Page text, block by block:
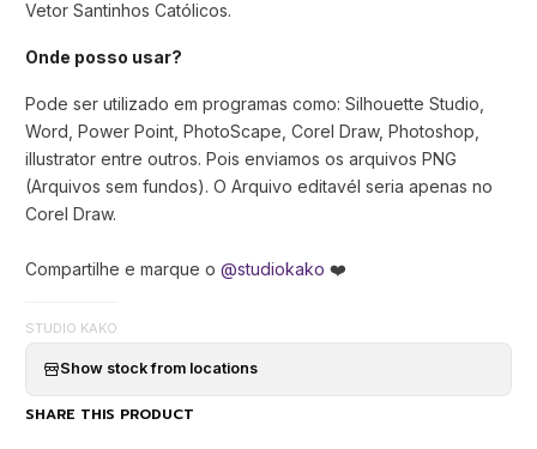
Vetor Santinhos Católicos.
Onde posso usar?
Pode ser utilizado em programas como: Silhouette Studio,
Word, Power Point, PhotoScape, Corel Draw, Photoshop,
illustrator entre outros. Pois enviamos os arquivos PNG
(Arquivos sem fundos). O Arquivo editavél seria apenas no
Corel Draw.
Compartilhe e marque o @studiokako ❤️
STUDIO KAKO
Show stock from locations
SHARE THIS PRODUCT